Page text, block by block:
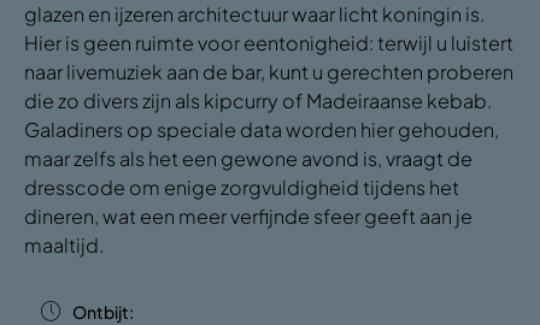
glazen en ijzeren architectuur waar licht koningin is.
Hier is geen ruimte voor eentonigheid: terwijl u luistert
naar livemuziek aan de bar, kunt u gerechten proberen
die zo divers zijn als kipcurry of Madeiraanse kebab.
Galadiners op speciale data worden hier gehouden,
maar zelfs als het een gewone avond is, vraagt de
dresscode om enige zorgvuldigheid tijdens het
dineren, wat een meer verfijnde sfeer geeft aan je
maaltijd.
Ontbijt: